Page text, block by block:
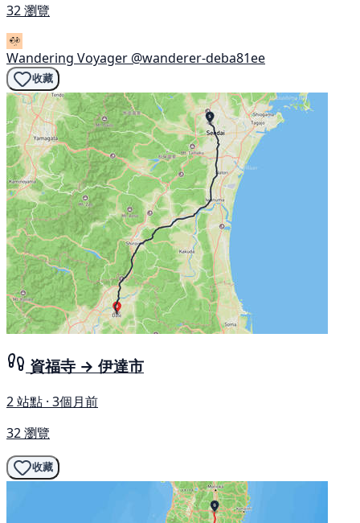
32 瀏覽
Wandering Voyager @wanderer-deba81ee
收藏
資福寺 → 伊達市
2 站點 · 3個月前
32 瀏覽
收藏